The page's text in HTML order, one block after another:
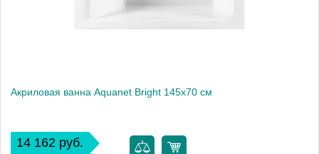
Акриловая ванна Aquanet Bright 145x70 см
14 162 руб.